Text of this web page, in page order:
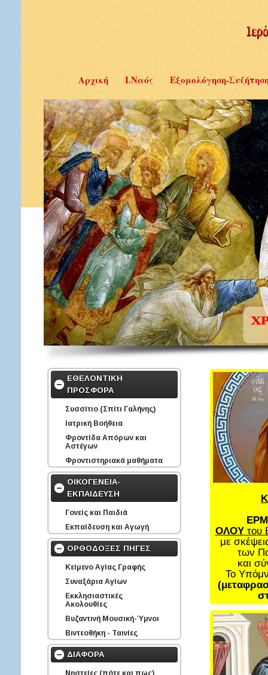
Αρχική Ι.Ναός Εξομολόγηση-
ΕΘΕΛΟΝΤΙΚΗ
ΠΡΟΣΦΟΡΑ
Συσσίτιο (Σπίτι Γαλήνης)
Ιατρική Βοήθεια
Φροντίδα Απόρων και
Αστέγων
Φροντιστηριακά μαθήματα
ΟΙΚΟΓΕΝΕΙΑ-
ΕΚΠΑΙΔΕΥΣΗ
Γονείς και Παιδιά
Εκπαίδευση και Αγωγή
ΟΡΘΟΔΟΞΕΣ ΠΗΓΕΣ
Κείμενο Αγίας Γραφής
Συναξάρια Αγίων
Εκκλησιαστικές
Ακολουθίες
Βυζαντινή Μουσική-Ύμνοι
Βιντεοθήκη - Ταινίες
ΔΙΑΦΟΡΑ
Νηστείες (πότε και πως)
ΟΛΟΥτου
με
των
και
Το